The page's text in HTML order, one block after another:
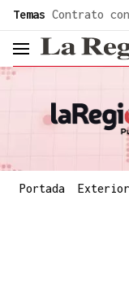
Temas Contrato
header.menu.open
Portada Exterior